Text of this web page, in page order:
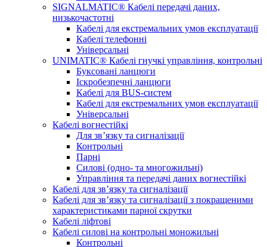
SIGNALMATIC® Кабелі передачі даних,
низькочастотні
Кабелі для екстремальних умов експлуатації
Кабелі телефонні
Універсальні
UNIMATIC® Кабелі гнучкі управління, контрольні
Буксовані ланцюги
Іскробезпечні ланцюги
Кабелі для BUS-систем
Кабелі для екстремальних умов експлуатації
Універсальні
Кабелі вогнестійкі
Для зв’язку та сигналізації
Контрольні
Парні
Силові (одно- та многожильні)
Управління та передачі даних вогнестійкі
Кабелі для зв’язку та сигналізації
Кабелі для зв’язку та сигналізації з покращеними
характеристиками парної скрутки
Кабелі ліфтові
Кабелі силові на контрольні моножильні
Контрольні